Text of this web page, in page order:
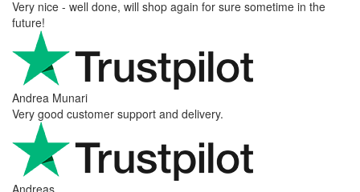
Very nice - well done, will shop again for sure sometime in the
future!
Andrea Munari
Very good customer support and delivery.